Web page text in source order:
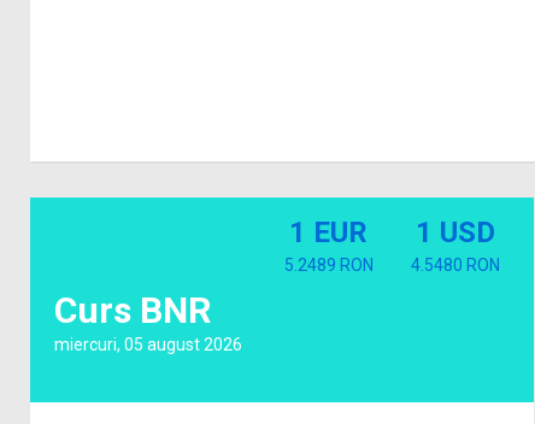
Curs BNR
miercuri, 05 august 2026
1 EUR
5.2489 RON
1 USD
4.5480 RON